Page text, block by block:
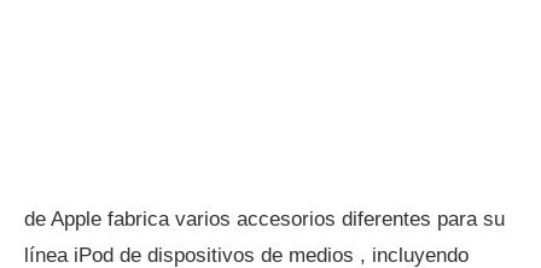
de Apple fabrica varios accesorios diferentes para su
línea iPod de dispositivos de medios , incluyendo